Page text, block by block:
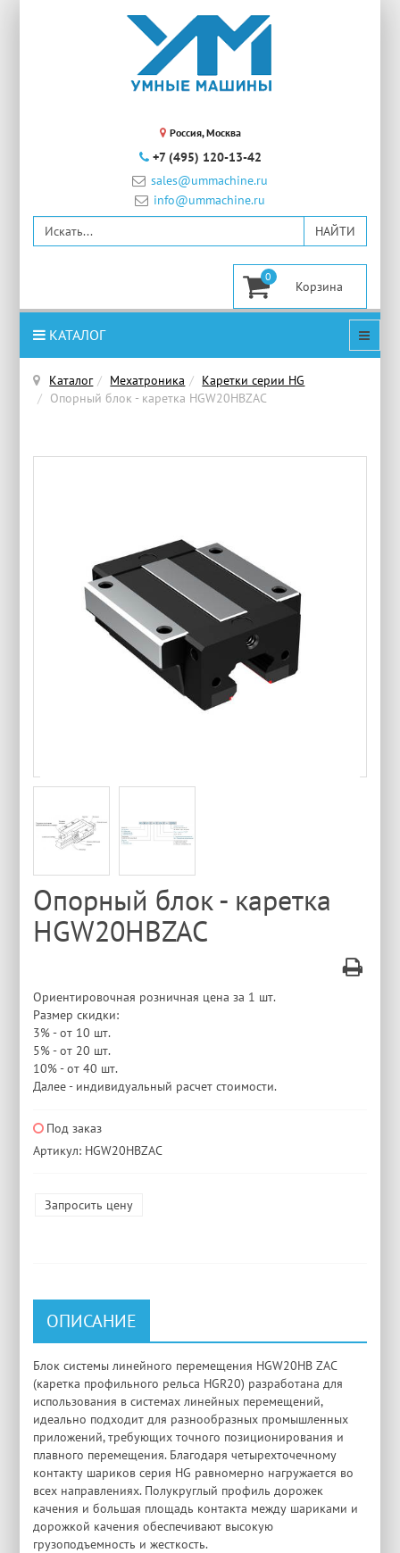
Россия, Москва
+7 (495) 120-13-42
sales@ummachine.ru
info@ummachine.ru
0
КАТАЛОГ
Каталог Мехатроника
Каретки серии HG
Опорный блок - каретка HGW20HBZAC
Опорный блок - каретка
HGW20HBZAC
Ориентировочная розничная цена за 1 шт.
Размер скидки:
3% - от 10 шт.
5% - от 20 шт.
10% - от 40 шт.
Далее - индивидуальный расчет стоимости.
Под заказ
Артикул: HGW20HBZAC
Запросить цену
ОПИСАНИЕ
Блок системы линейного перемещения HGW20HB ZAC
(каретка профильного рельса HGR20) разработана для
использования в системах линейных перемещений,
идеально подходит для разнообразных промышленных
приложений, требующих точного позиционирования и
плавного перемещения. Благодаря четырехточечному
контакту шариков серия HG равномерно нагружается во
всех направлениях. Полукруглый профиль дорожек
качения и большая площадь контакта между шариками и
дорожкой качения обеспечивают высокую
грузоподъемность и жесткость.